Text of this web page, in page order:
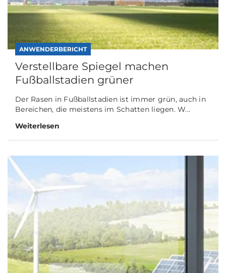
ANWENDERBERICHT
Verstellbare Spiegel machen
Fußballstadien grüner
Der Rasen in Fußballstadien ist immer grün, auch in
Bereichen, die meistens im Schatten liegen. W...
Weiterlesen